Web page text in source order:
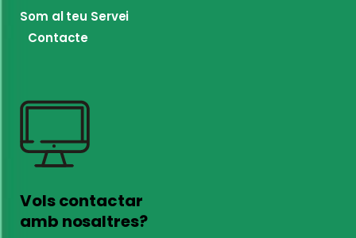
Som al teu Servei
Contacte
Vols contactar
amb nosaltres?